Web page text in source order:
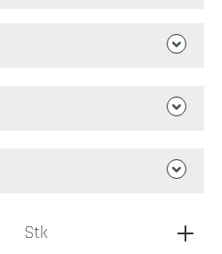
gewünschten Wert ein oder
Stk